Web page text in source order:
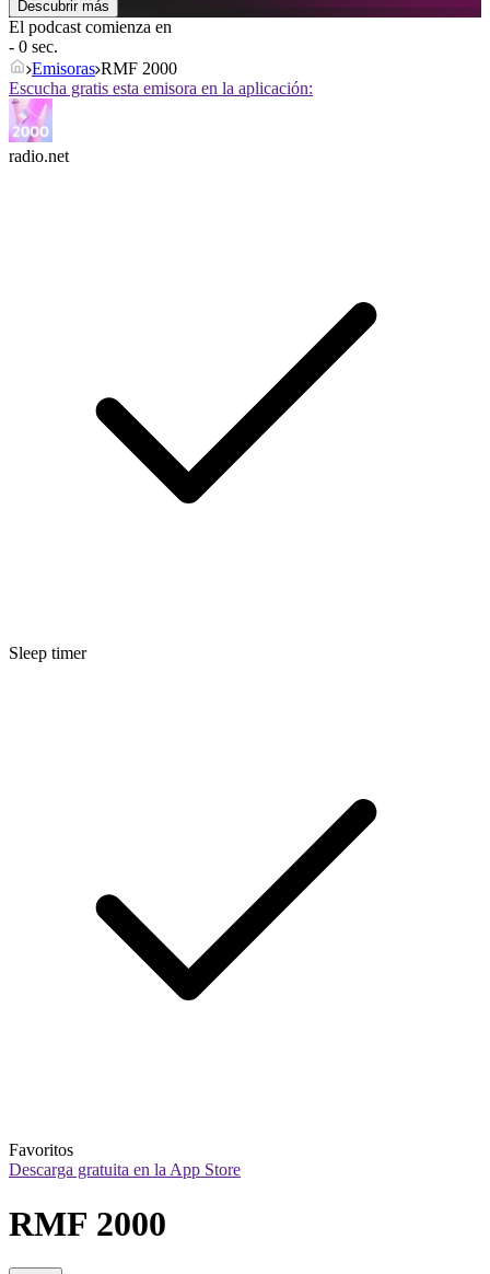
Descubrir más
El podcast comienza en
- 0 sec.
Emisoras RMF 2000
Escucha gratis esta emisora en la aplicación:
radio.net
Sleep timer
Favoritos
Descarga gratuita en la App Store
RMF 2000